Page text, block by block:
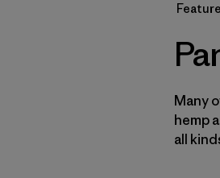
Many
hemp
all